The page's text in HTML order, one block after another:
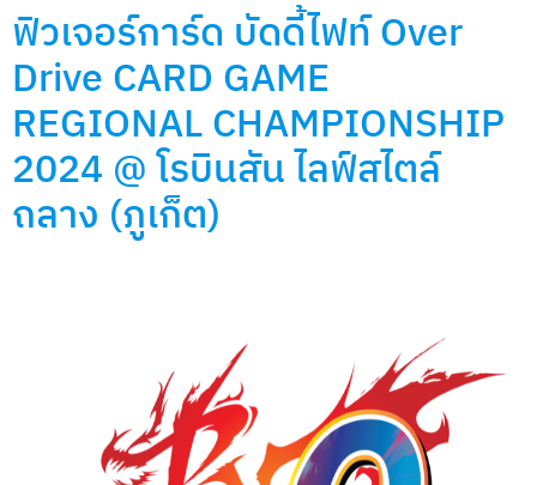
ฟิวเจอร์การ์ด บัดดี้ไฟท์ Over
DriveCARD GAME
REGIONAL CHAMPIONSHIP
2024 @ โรบินสัน ไลฟ์สไตล์
ถลาง (ภูเก็ต)